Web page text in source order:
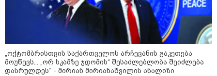
დანაშაული, 5-ჯერ შეცვლილი
მოსამართლე, 4-ჯერ თავიდან
დაწყებული საქმე... მადლობა
პროკურატურას, მათ გარეშე ეს
შედეგი არ დადგებოდა" - ქეთა
ხარძიანი
კატეგორიის ყველა სიახლე
„ოქტომბრისთვის საქართველოს არჩევანის გაკეთება
მოუწევს... „ორ სკამზე ჯდომის“ შესაძლებლობა შეიძლება
დასრულდეს“ - მირიან მირიანაშვილის ანალიზი